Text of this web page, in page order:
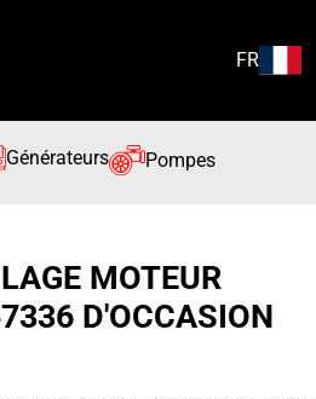
FR
Générateurs Pompes
MOTEUR
D'OCCASION